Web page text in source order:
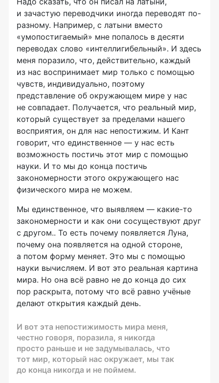
и зачастую переводчики иногда переводят по-
разному. Например, с латыни вместо
«умопостигаемый» мне попалось в десяти
переводах слово «интеллигибельный». И здесь
меня поразило, что, действительно, каждый
из нас воспринимает мир только с помощью
чувств, индивидуально, поэтому
представление об окружающем мире у нас
не совпадает. Получается, что реальный мир,
который существует за пределами нашего
восприятия, он для нас непостижим. И Кант
говорит, что единственное — у нас есть
возможность постичь этот мир с помощью
науки. И то мы до конца постичь
закономерности этого окружающего нас
физического мира не можем.
Мы единственное, что выявляем — какие-то
закономерности и как они сосуществуют друг
с другом.. То есть почему появляется Луна,
почему она появляется на одной стороне,
а потом форму меняет. Это мы с помощью
науки вычисляем. И вот это реальная картина
мира. Но она всё равно не до конца до сих
пор раскрыта, потому что всё равно учёные
делают открытия каждый день.
И вот эта непостижимость мира меня,
честно говоря, поразила, я никогда
просто раньше и не задумывалась, что
тот мир, который нас окружает, мы так
до конца никогда и не поймем.